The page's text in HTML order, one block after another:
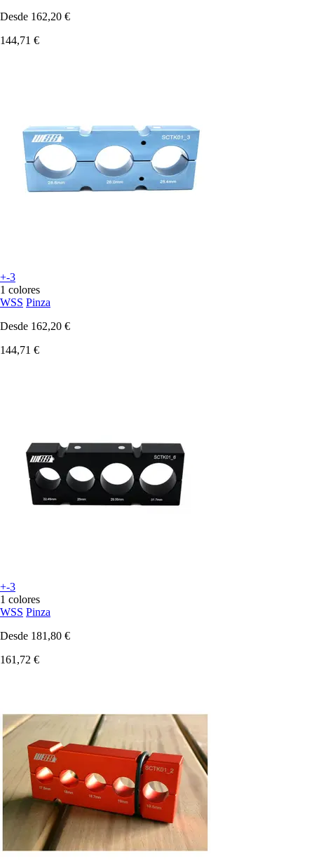
Desde 162,20 €
144,71 €
+-3
1 colores
WSS Pinza
Desde 162,20 €
144,71 €
+-3
1 colores
WSS Pinza
Desde 181,80 €
161,72 €